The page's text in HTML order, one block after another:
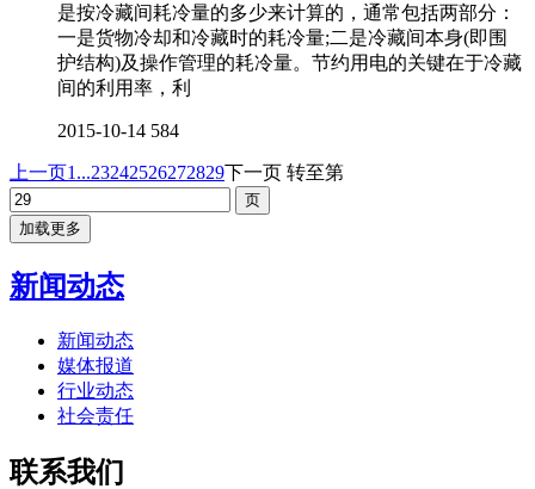
是按冷藏间耗冷量的多少来计算的，通常包括两部分：
一是货物冷却和冷藏时的耗冷量;二是冷藏间本身(即围
护结构)及操作管理的耗冷量。节约用电的关键在于冷藏
间的利用率，利
2015-10-14 584
上一页1...23242526272829下一页 转至第
加载更多
新闻动态
新闻动态
媒体报道
行业动态
社会责任
联系我们